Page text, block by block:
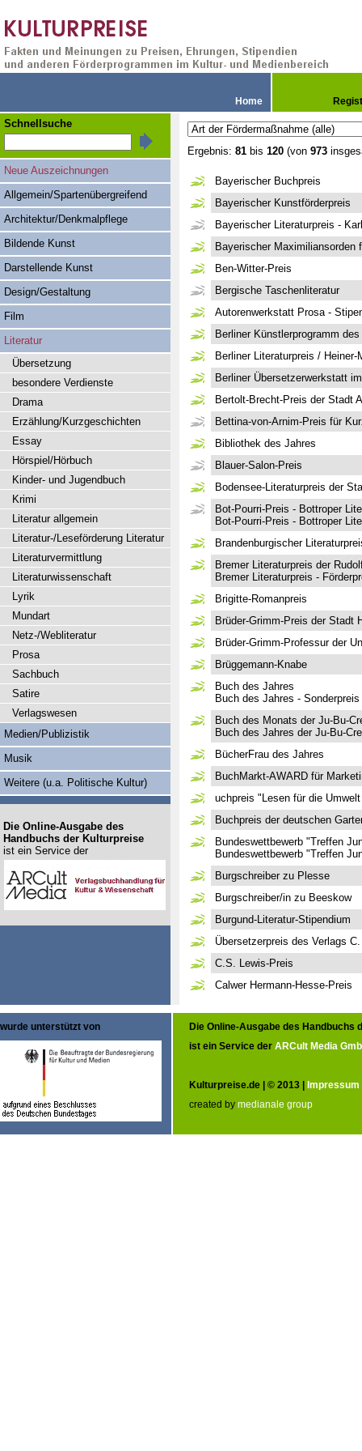
Home
Ergebnis: 81 bis 120 (von 973
Bayerischer Buchpreis
Bayerischer Kunstförderpreis
Bayerischer Literaturpreis -
Bayerischer
Ben-Witter-Preis
Bergische Taschenliteratur
Autorenwerkstatt Prosa -
Berliner Künstlerprogramm
Berliner Literaturpreis /
Berliner Übersetzerwerkstatt
Bertolt-Brecht-Preis der Stadt
Bettina-von-Arnim-Preis für
Bibliothek des Jahres
Blauer-Salon-Preis
Bodensee-Literaturpreis der
Bot-Pourri-Preis - Bottroper
Bot-Pourri-Preis - Bottroper
Brandenburgischer
Bremer Literaturpreis der
Bremer Literaturpreis -
Brigitte-Romanpreis
Brüder-Grimm-Preis der Stadt
Brüder-Grimm-Professur der
Brüggemann-Knabe
Buch des Jahres
Buch des Jahres - Sonderpreis
Buch des Monats der Ju-Bu-
Buch des Jahres der Ju-Bu-
BücherFrau des Jahres
BuchMarkt-AWARD für
uchpreis "Lesen für die Umwelt
Buchpreis der deutschen
Bundeswettbewerb "Treffen
Bundeswettbewerb "Treffen
Burgschreiber zu Plesse
Burgschreiber/in zu Beeskow
Burgund-Literatur-Stipendium
Übersetzerpreis des Verlags
C.S. Lewis-Preis
Calwer Hermann-Hesse-Preis
Schnellsuche
Neue Auszeichnungen
Allgemein/Spartenübergreifend
Architektur/Denkmalpflege
Bildende Kunst
Darstellende Kunst
Design/Gestaltung
Film
Literatur
Übersetzung
besondere Verdienste
Drama
Erzählung/Kurzgeschichten
Essay
Hörspiel/Hörbuch
Kinder- und Jugendbuch
Krimi
Literatur allgemein
Literatur-/Leseförderung Literatur
Literaturvermittlung
Literaturwissenschaft
Lyrik
Mundart
Netz-/Webliteratur
Prosa
Sachbuch
Satire
Verlagswesen
Medien/Publizistik
Musik
Weitere (u.a. Politische Kultur)
Die Online-Ausgabe des
Handbuchs der Kulturpreise
ist ein Service der
wurde unterstützt von
Die Online-Ausgabe des Handbuchs
ist ein Service der ARCult Media
Kulturpreise.de | © 2013 | Impressum
created by medianale group